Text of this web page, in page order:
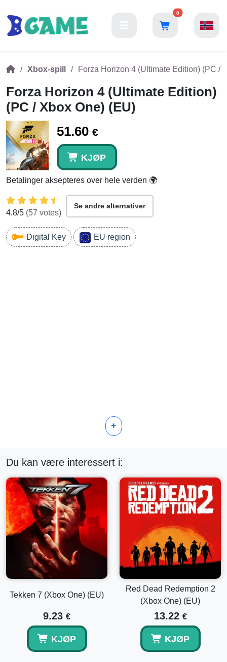
0
Xbox-spill Forza Horizon 4 (Ultimate Edition) (PC /
Forza Horizon 4 (Ultimate Edition)
(PC / Xbox One) (EU)
51.60 €
KJØP
Betalinger aksepteres over hele verden 🌍
4.8/5 (57 votes)
Se andre alternativer
Digital Key EU region
+
Du kan være interessert i:
Tekken 7 (Xbox One) (EU)
9.23 €
KJØP
Red Dead Redemption 2
(Xbox One) (EU)
13.22 €
KJØP